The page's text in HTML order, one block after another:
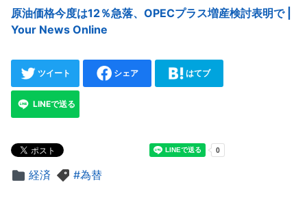
原油価格今度は12％急落、OPECプラス増産検討表明で |
Your News Online
ツイート シェア はてブ
LINEで送る
経済 為替